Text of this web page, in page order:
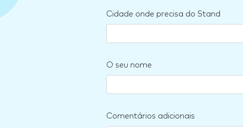
Cidade onde precisa do Stand
O seu nome
Comentários adicionais